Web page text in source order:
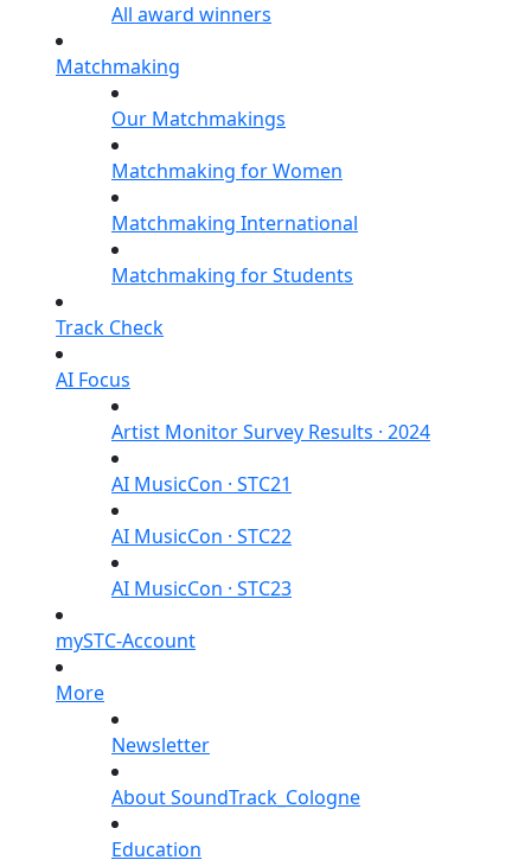
All award winners
Matchmaking
Our Matchmakings
Matchmaking for Women
Matchmaking International
Matchmaking for Students
Track Check
AI Focus
Artist Monitor Survey Results · 2024
AI MusicCon · STC21
AI MusicCon · STC22
AI MusicCon · STC23
mySTC-Account
More
Newsletter
About SoundTrack_Cologne
Education